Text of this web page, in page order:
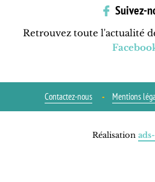
Suivez-
Retrouvez toute l'actualité
Contactez-nous Mentions
Réalisation